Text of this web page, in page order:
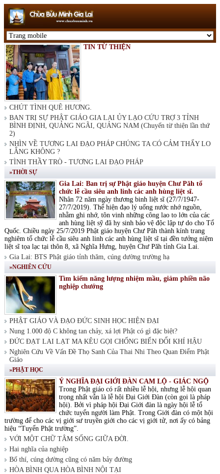
TIN TỪ THIỆN
CHÚT TÌNH QUÊ HƯƠNG.
BAN TRỊ SỰ PHẬT GIÁO GIA LAI ỦY LẠO CỨU TRỢ 3 TỈNH
BÌNH ĐỊNH, QUẢNG NGÃI, QUẢNG NAM (Chuyến từ thiện lần thứ
2)
NHÌN VỀ TƯƠNG LAI ĐẠO PHÁP CHÚNG TA CÓ CẢM THẤY LO
LẮNG KHÔNG ?
TÌNH THẦY TRÒ - TƯƠNG LAI ĐẠO PHÁP
»THỜI SỰ
Gia Lai: Ban trị sự Phật giáo huyện Chư Păh tổ
chức lễ cầu siêu anh linh các anh hùng liệt sĩ.
Nhân 72 năm ngày thương binh liệt sĩ (27/7/1947-
27/7/2019). Thể hiện đạo lý uống nước nhớ nguồn,
nhằm ghi nhớ, tôn vinh những công lao to lớn của các
anh hùng liệt sỹ đã hy sinh bảo vệ độc lập tự do cho Tổ
Quốc. Chiều ngày 25/7/2019 Phật giáo huyện Chư Păh thành kính trang
nghiêm tổ chức lễ cầu siêu anh linh các anh hùng liệt sĩ tại đền tưởng niệm
liệt sĩ tọa lạc tại thôn 8, xã Nghĩa Hưng, huyện Chư Păh tỉnh Gia Lai.
Gia Lai: BTS Phật giáo tỉnh thăm, cúng dường trường hạ
»NGHIÊN CỨU
Tìm kiếm năng lượng nhiệm mầu, giảm phiền não
nghiệp chướng
PHẬT GIÁO VÀ ĐẠO ĐỨC SINH HỌC HIỆN ĐẠI
Nung 1.000 độ C không tan chảy, xá lợi Phật có gì đặc biệt?
ĐỨC ĐẠT LAI LẠT MA KÊU GỌI CHỐNG BIẾN ĐỔI KHÍ HẬU
Nghiên Cứu Về Vấn Đề Thọ Sanh Của Thai Nhi Theo Quan Điểm Phật
Giáo
»PHẬT HỌC
Ý NGHĨA ĐẠI GIỚI ĐÀN CAM LỘ - GIÁC NGỘ
Trong Phật giáo có rất nhiều lễ hội, nhưng lễ hội quan
trọng nhất vẫn là lễ hội Đại Giới Đàn (còn gọi là pháp
hội). Bởi vì pháp hội Đại Giới đàn là ngày hội lễ tổ
chức tuyển người làm Phật. Trong Giới đàn có một hội
trường để cho các vị giới sư truyền giới cho các vị giới tử, nơi ấy có bảng
hiệu “Tuyển Phật trường”.
VỚI MỘT CHỮ TÂM SỐNG GIỮA ĐỜI.
Hai nghĩa của nghiệp
Bố thí, cúng dường cũng có năm bảy đường
HÒA BÌNH QUA HÒA BÌNH NỘI TẠI